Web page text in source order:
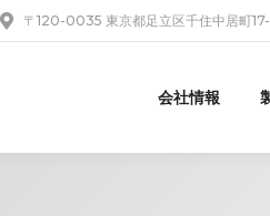
〒120-0035 東京都足立区千住中居町
会社情報